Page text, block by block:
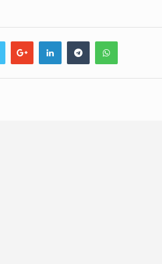
africaines : la CAF ferme la porte à l’AC